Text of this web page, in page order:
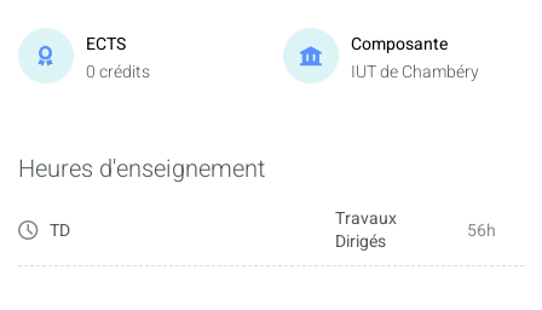
ECTS
0 crédits
Composante
IUT de Chambéry
Heures d'enseignement
TD
Travaux
Dirigés
56h